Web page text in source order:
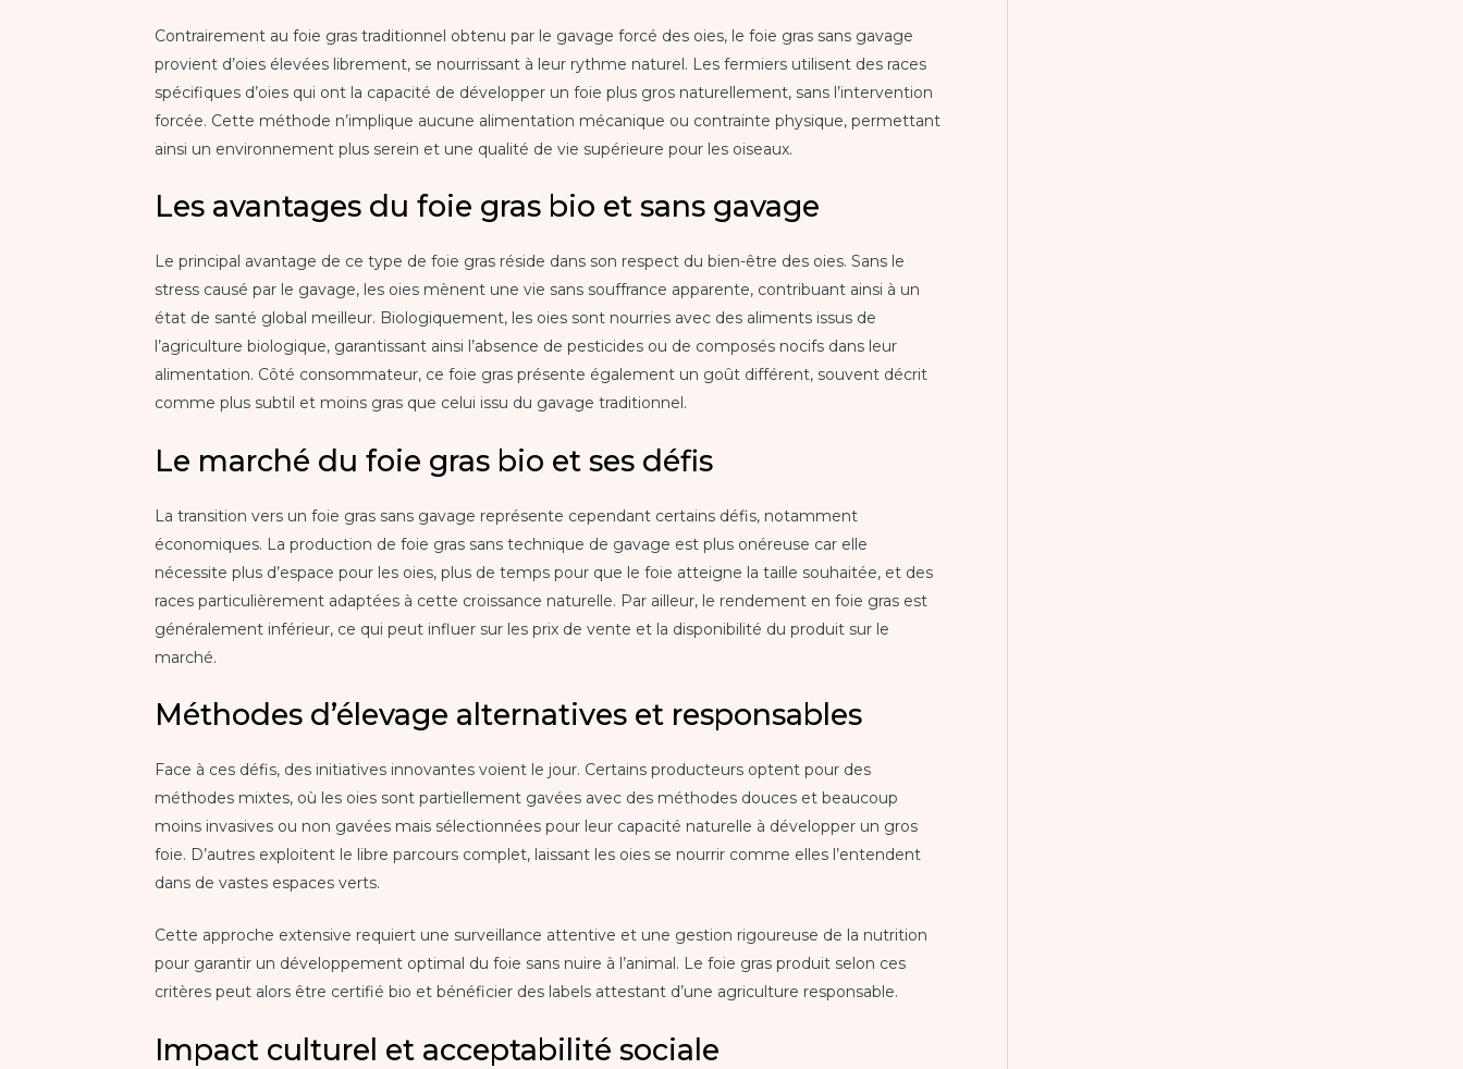
Contrairement au foie gras traditionnel obtenu par le gavage forcé des oies, le foie gras sans gavage
provient d’oies élevées librement, se nourrissant à leur rythme naturel. Les fermiers utilisent des races
spécifiques d’oies qui ont la capacité de développer un foie plus gros naturellement, sans l’intervention
forcée. Cette méthode n’implique aucune alimentation mécanique ou contrainte physique, permettant
ainsi un environnement plus serein et une qualité de vie supérieure pour les oiseaux.
Les avantages du foie gras bio et sans gavage
Le principal avantage de ce type de foie gras réside dans son respect du bien-être des oies. Sans le
stress causé par le gavage, les oies mènent une vie sans souffrance apparente, contribuant ainsi à un
état de santé global meilleur. Biologiquement, les oies sont nourries avec des aliments issus de
l’agriculture biologique, garantissant ainsi l’absence de pesticides ou de composés nocifs dans leur
alimentation. Côté consommateur, ce foie gras présente également un goût différent, souvent décrit
comme plus subtil et moins gras que celui issu du gavage traditionnel.
Le marché du foie gras bio et ses défis
La transition vers un foie gras sans gavage représente cependant certains défis, notamment
économiques. La production de foie gras sans technique de gavage est plus onéreuse car elle
nécessite plus d’espace pour les oies, plus de temps pour que le foie atteigne la taille souhaitée, et des
races particulièrement adaptées à cette croissance naturelle. Par ailleur, le rendement en foie gras est
généralement inférieur, ce qui peut influer sur les prix de vente et la disponibilité du produit sur le
marché.
Méthodes d’élevage alternatives et responsables
Face à ces défis, des initiatives innovantes voient le jour. Certains producteurs optent pour des
méthodes mixtes, où les oies sont partiellement gavées avec des méthodes douces et beaucoup
moins invasives ou non gavées mais sélectionnées pour leur capacité naturelle à développer un gros
foie. D’autres exploitent le libre parcours complet, laissant les oies se nourrir comme elles l’entendent
dans de vastes espaces verts.
Cette approche extensive requiert une surveillance attentive et une gestion rigoureuse de la nutrition
pour garantir un développement optimal du foie sans nuire à l’animal. Le foie gras produit selon ces
critères peut alors être certifié bio et bénéficier des labels attestant d’une agriculture responsable.
Impact culturel et acceptabilité sociale